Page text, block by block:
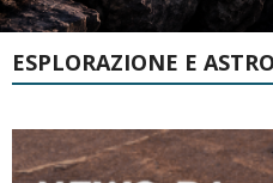
ESPLORAZIONE E